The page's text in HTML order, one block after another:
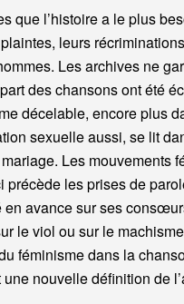
que l’histoire a le plus
leurs
Les archives ne
des chansons ont été
décelable, encore plus
sexuelle aussi, se lit
Les mouvements
les prises de
avance sur ses
le viol ou sur le
féminisme dans la
nouvelle définition de